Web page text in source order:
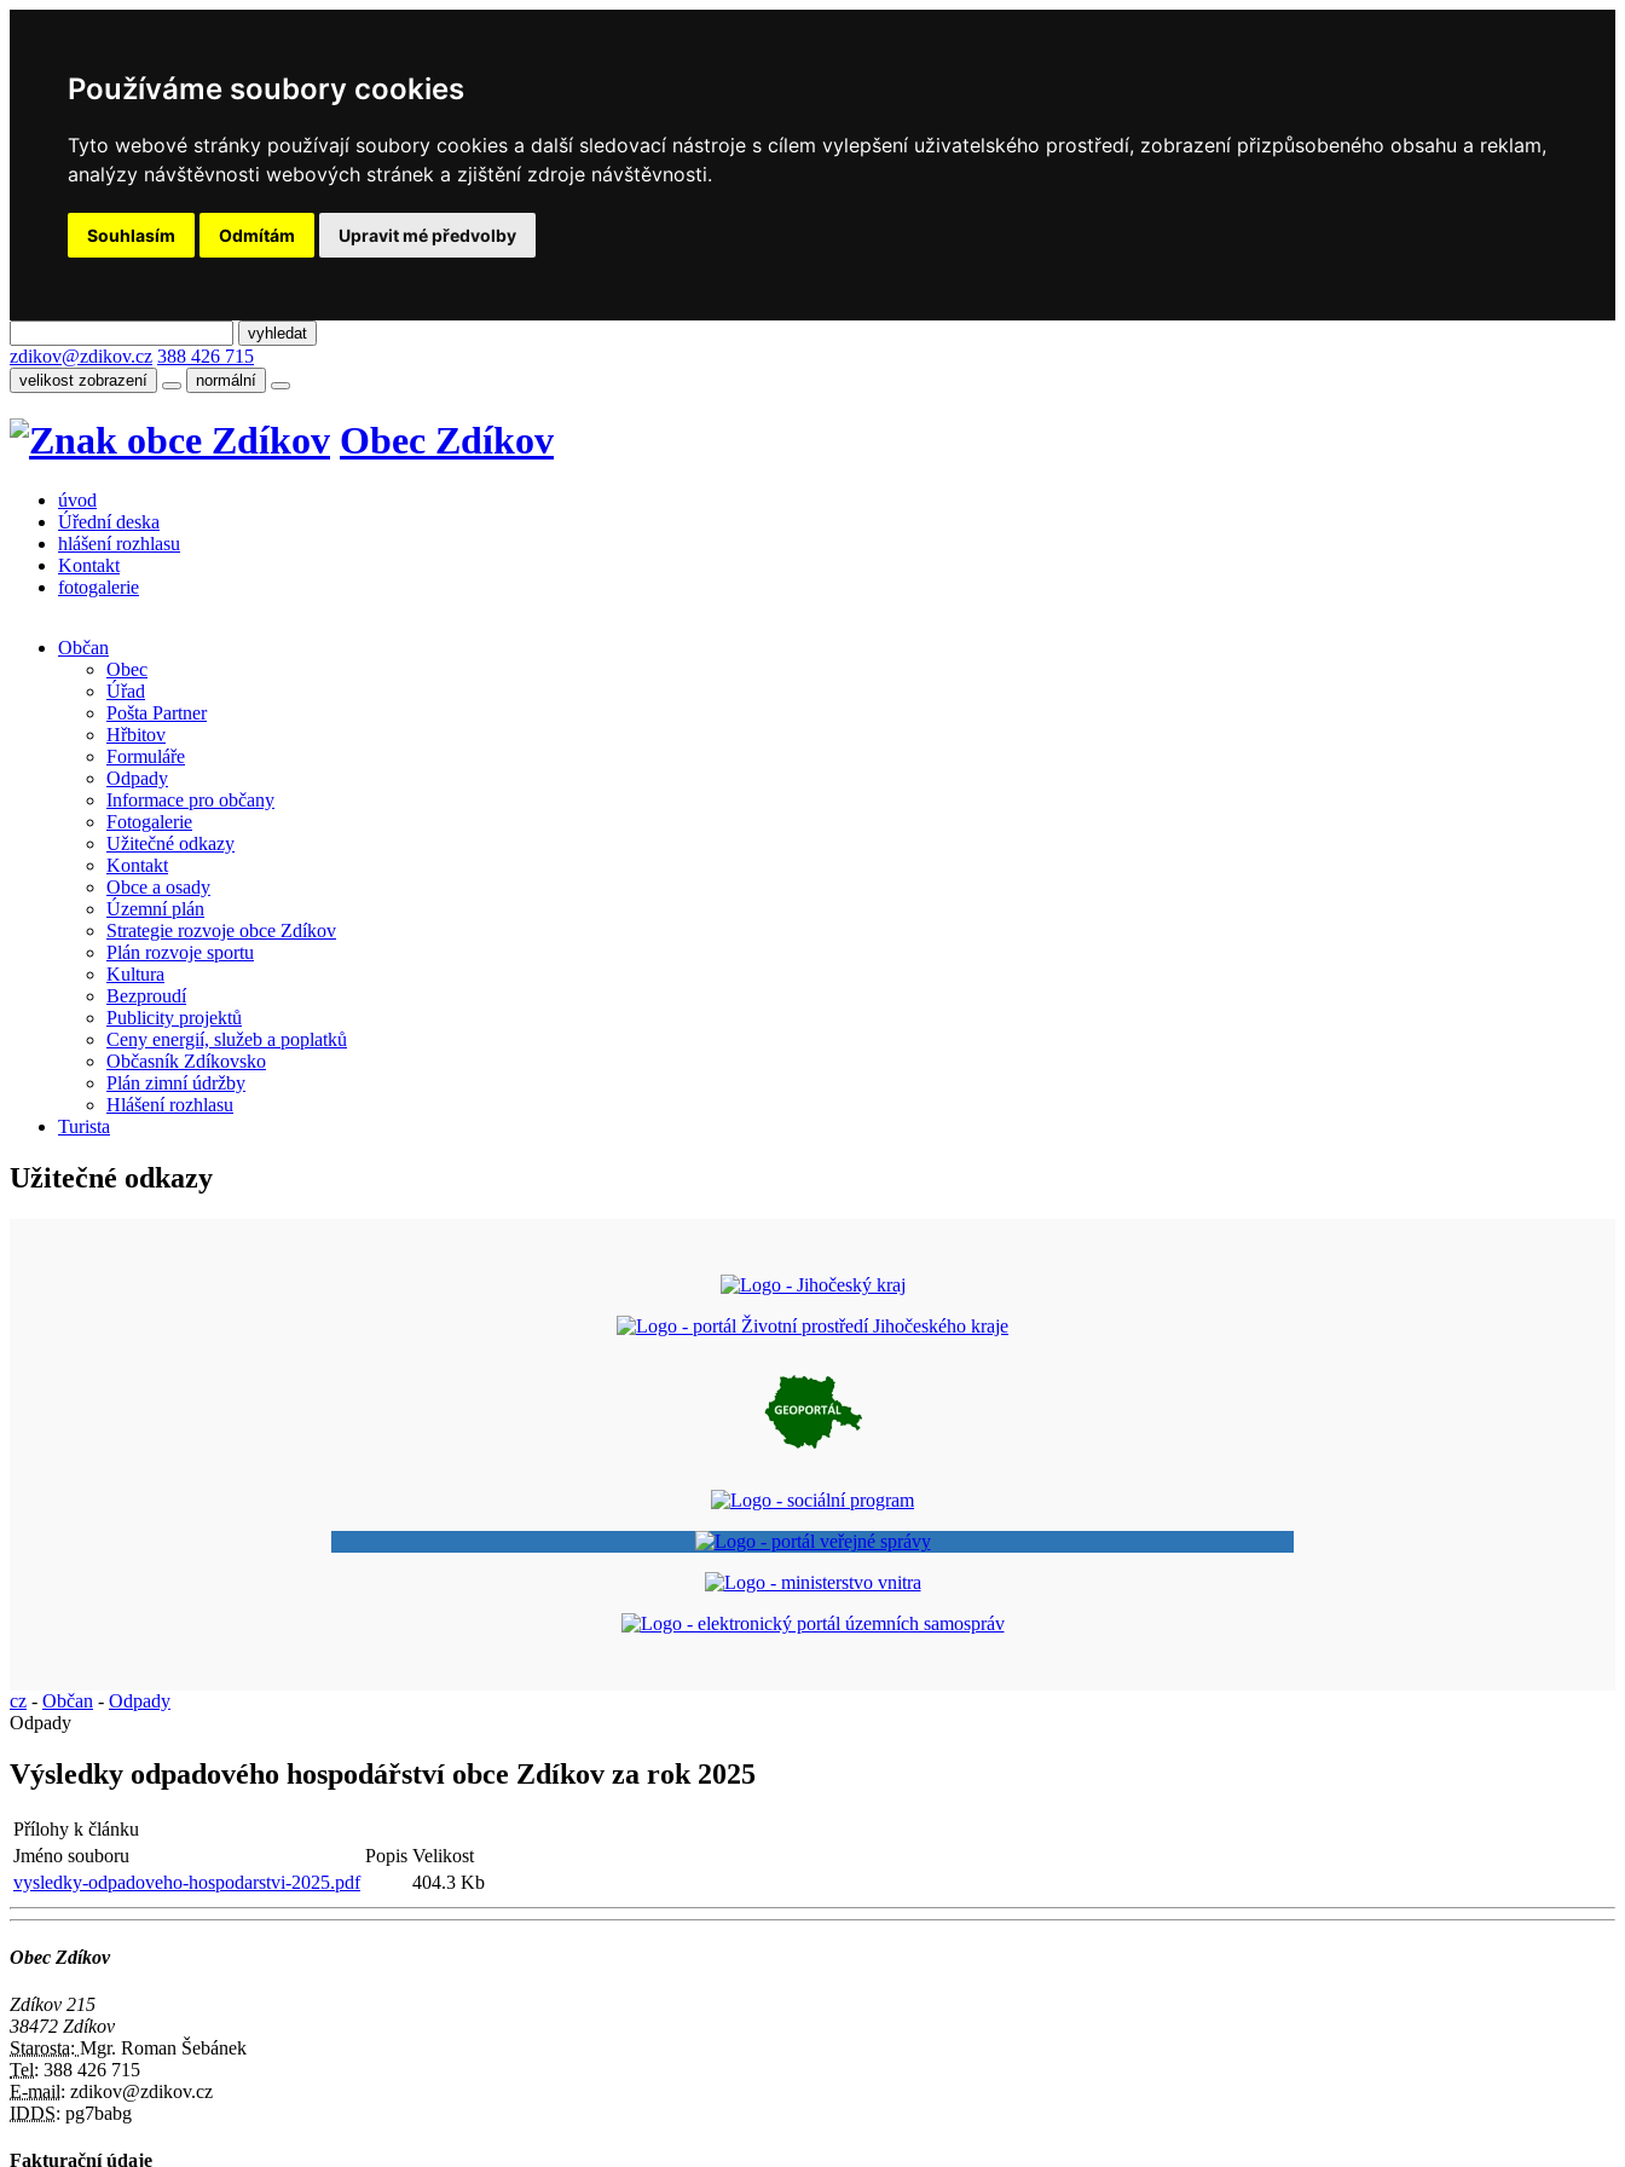
Používáme soubory cookies
Tyto webové stránky používají soubory cookies a další sledovací nástroje s cílem vylepšení uživatelského prostředí, zobrazení přizpůsobeného obsahu a reklam,
analýzy návštěvnosti webových stránek a zjištění zdroje návštěvnosti.
Souhlasím Odmítám Upravit mé předvolby
zdikov@zdikov.cz 388 426 715
velikost zobrazení normální
Obec Zdíkov
úvod
Úřední deska
hlášení rozhlasu
Kontakt
fotogalerie
Občan
Obec
Úřad
Pošta Partner
Hřbitov
Formuláře
Odpady
Informace pro občany
Fotogalerie
Užitečné odkazy
Kontakt
Obce a osady
Územní plán
Strategie rozvoje obce Zdíkov
Plán rozvoje sportu
Kultura
Bezproudí
Publicity projektů
Ceny energií, služeb a poplatků
Občasník Zdíkovsko
Plán zimní údržby
Hlášení rozhlasu
Turista
Užitečné odkazy
cz - Občan - Odpady
Odpady
Výsledky odpadového hospodářství obce Zdíkov za rok 2025
Přílohy k článku
Jméno souboru
Popis Velikost
vysledky-odpadoveho-hospodarstvi-2025.pdf
404.3 Kb
Obec Zdíkov
Zdíkov 215
38472 Zdíkov
Starosta: Mgr. Roman Šebánek
Tel: 388 426 715
E-mail: zdikov@zdikov.cz
IDDS: pg7babg
Fakturační údaje